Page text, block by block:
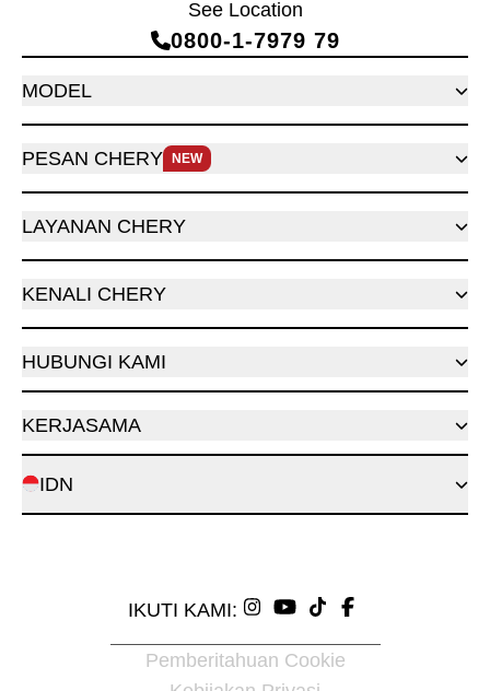
See Location
0800‑1‑7979 79
MODEL
PESAN CHERY NEW
LAYANAN CHERY
KENALI CHERY
HUBUNGI KAMI
KERJASAMA
IDN
IKUTI KAMI:
Pemberitahuan Cookie